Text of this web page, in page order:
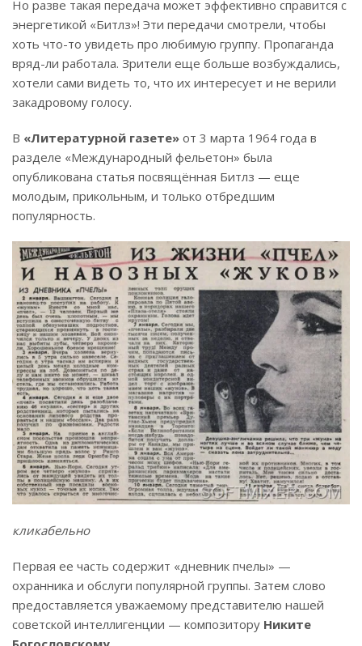
Но разве такая передача может эффективно справится с
энергетикой «Битлз»! Эти передачи смотрели, чтобы
хоть что-то увидеть про любимую группу. Пропаганда
вряд-ли работала. Зрители еще больше возбуждались,
хотели сами видеть то, что их интересует и не верили
закадровому голосу.
В «Литературной газете» от 3 марта 1964 года в
разделе «Международный фельетон» была
опубликована статья посвящённая Битлз — еще
молодым, прикольным, и только отбредшим
популярность.
кликабельно
Первая ее часть содержит «дневник пчелы» —
охранника и обслуги популярной группы. Затем слово
предоставляется уважаемому представителю нашей
советской интеллигенции — композитору Никите